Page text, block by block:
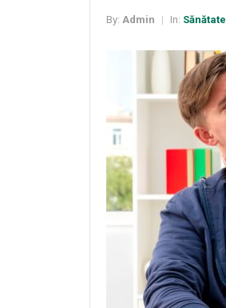
By: Admin In: Sănătate